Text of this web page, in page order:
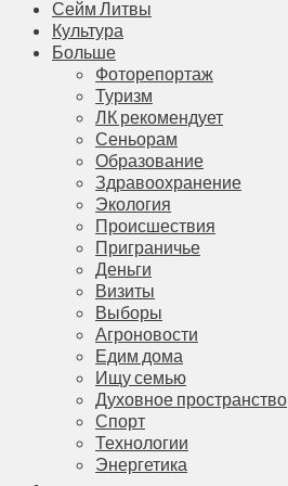
Сейм Литвы
Культура
Больше
Фоторепортаж
Туризм
ЛК рекомендует
Сеньорам
Образование
Здравоохранение
Экология
Происшествия
Приграничье
Деньги
Визиты
Выборы
Агроновости
Едим дома
Ищу семью
Духовное пространство
Спорт
Технологии
Энергетика